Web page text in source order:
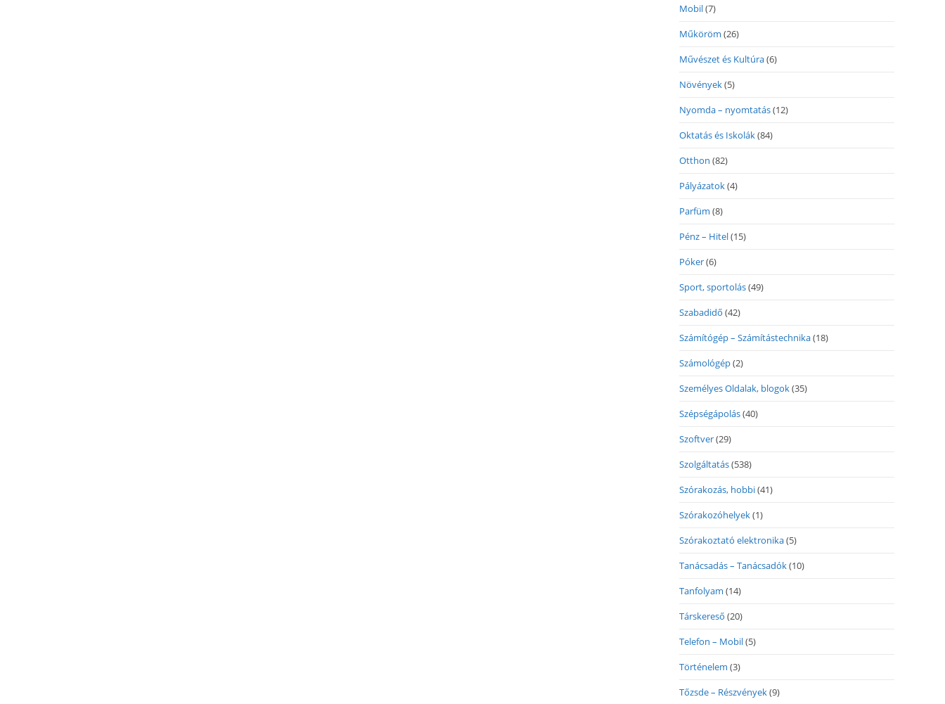
Mobil(7)
Műköröm (26)
Művészet és Kultúra(6)
Növények(5)
Nyomda – nyomtatás(12)
Oktatás és Iskolák(84)
Otthon (82)
Pályázatok(4)
Parfüm (8)
Pénz – Hitel(15)
Póker(6)
Sport, sportolás(49)
Szabadidő (42)
Számítógép – Számítástechnika(18)
Számológép(2)
Személyes Oldalak, blogok(35)
Szépségápolás(40)
Szoftver(29)
Szolgáltatás(538)
Szórakozás, hobbi(41)
Szórakozóhelyek(1)
Szórakoztató elektronika(5)
Tanácsadás – Tanácsadók(10)
Tanfolyam (14)
Társkereső (20)
Telefon – Mobil(5)
Történelem (3)
Tőzsde – Részvények(9)